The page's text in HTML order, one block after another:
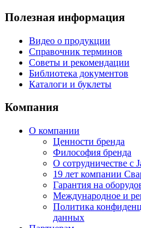
Полезная информация
Видео о продукции
Справочник терминов
Советы и рекомендации
Библиотека документов
Каталоги и буклеты
Компания
О компании
Ценности бренда
Философия бренда
О сотрудничестве с
19 лет компании
Гарантия на
Международное и
Политика
данных